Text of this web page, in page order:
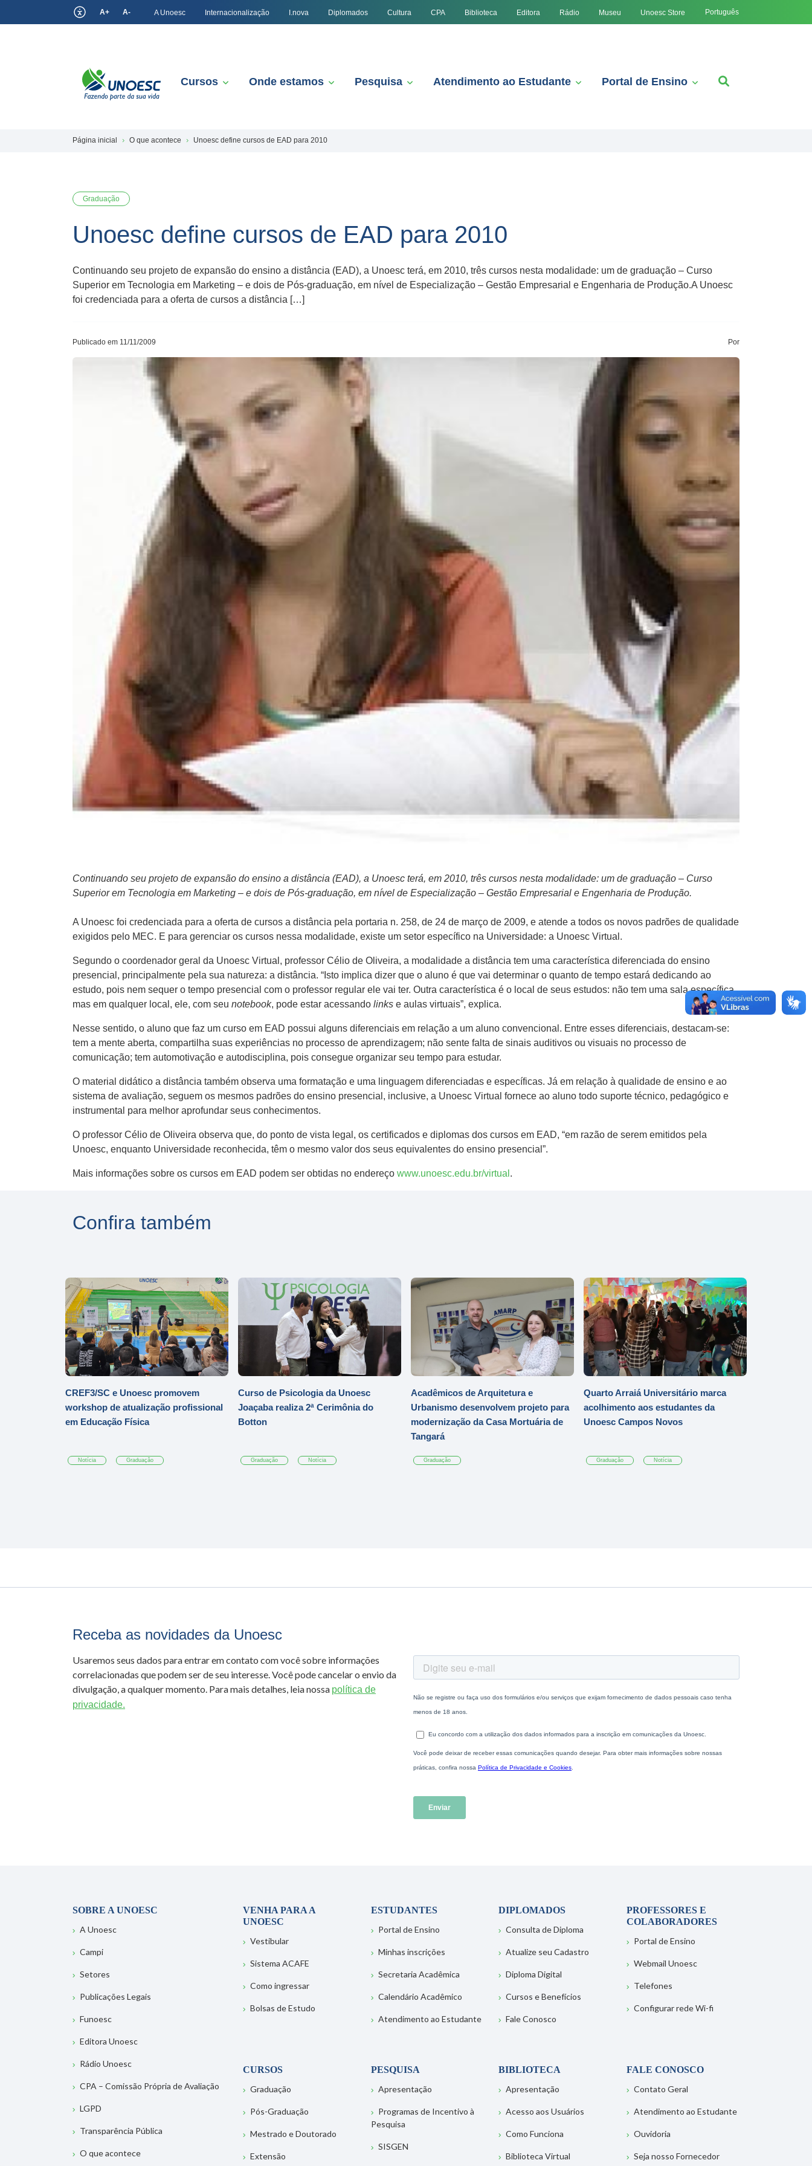
A+ A- A Unoesc Internacionalização I.nova Diplomados Cultura CPA Biblioteca Editora Rádio Museu Unoesc Store Português
Cursos Onde estamos Pesquisa Atendimento ao Estudante Portal de Ensino
Página inicial O que acontece Unoesc define cursos de EAD para 2010
Graduação
Unoesc define cursos de EAD para 2010
Continuando seu projeto de expansão do ensino a distância (EAD), a Unoesc terá, em 2010, três cursos nesta modalidade: um de graduação – Curso
Superior em Tecnologia em Marketing – e dois de Pós-graduação, em nível de Especialização – Gestão Empresarial e Engenharia de Produção.A Unoesc
foi credenciada para a oferta de cursos a distância […]
Publicado em 11/11/2009 Por
Continuando seu projeto de expansão do ensino a distância (EAD), a Unoesc terá, em 2010, três cursos nesta modalidade: um de graduação – Curso
Superior em Tecnologia em Marketing – e dois de Pós-graduação, em nível de Especialização – Gestão Empresarial e Engenharia de Produção.
A Unoesc foi credenciada para a oferta de cursos a distância pela portaria n. 258, de 24 de março de 2009, e atende a todos os novos padrões de qualidade
exigidos pelo MEC. E para gerenciar os cursos nessa modalidade, existe um setor específico na Universidade: a Unoesc Virtual.
Segundo o coordenador geral da Unoesc Virtual, professor Célio de Oliveira, a modalidade a distância tem uma característica diferenciada do ensino
presencial, principalmente pela sua natureza: a distância. “Isto implica dizer que o aluno é que vai determinar o quanto de tempo estará dedicando ao
estudo, pois nem sequer o tempo presencial com o professor regular ele vai ter. Outra característica é o local de seus estudos: não tem uma sala específica,
mas em qualquer local, ele, com seu notebook, pode estar acessando links e aulas virtuais”, explica.
Nesse sentido, o aluno que faz um curso em EAD possui alguns diferenciais em relação a um aluno convencional. Entre esses diferenciais, destacam-se:
tem a mente aberta, compartilha suas experiências no processo de aprendizagem; não sente falta de sinais auditivos ou visuais no processo de
comunicação; tem automotivação e autodisciplina, pois consegue organizar seu tempo para estudar.
O material didático a distância também observa uma formatação e uma linguagem diferenciadas e específicas. Já em relação à qualidade de ensino e ao
sistema de avaliação, seguem os mesmos padrões do ensino presencial, inclusive, a Unoesc Virtual fornece ao aluno todo suporte técnico, pedagógico e
instrumental para melhor aprofundar seus conhecimentos.
O professor Célio de Oliveira observa que, do ponto de vista legal, os certificados e diplomas dos cursos em EAD, “em razão de serem emitidos pela
Unoesc, enquanto Universidade reconhecida, têm o mesmo valor dos seus equivalentes do ensino presencial”.
Mais informações sobre os cursos em EAD podem ser obtidas no endereço www.unoesc.edu.br/virtual .
Confira também
CREF3/SC e Unoesc promovem
workshop de atualização profissional
em Educação Física
Notícia Graduação
Curso de Psicologia da Unoesc
Joaçaba realiza 2ª Cerimônia do
Botton
Graduação Notícia
Acadêmicos de Arquitetura e
Urbanismo desenvolvem projeto para
modernização da Casa Mortuária de
Tangará
Graduação
Quarto Arraiá Universitário marca
acolhimento aos estudantes da
Unoesc Campos Novos
Graduação Notícia
Receba as novidades da Unoesc
Usaremos seus dados para entrar em contato com você sobre informações
correlacionadas que podem ser de seu interesse. Você pode cancelar o envio da
divulgação, a qualquer momento. Para mais detalhes, leia nossa política de
privacidade.
SOBRE A UNOESC
A Unoesc
Campi
Setores
Publicações Legais
Funoesc
Editora Unoesc
Rádio Unoesc
CPA – Comissão Própria de Avaliação
LGPD
Transparência Pública
O que acontece
VENHA PARA A
UNOESC
Vestibular
Sistema ACAFE
Como ingressar
Bolsas de Estudo
ESTUDANTES
Portal de Ensino
Minhas inscrições
Secretaria Acadêmica
Calendário Acadêmico
Atendimento ao Estudante
DIPLOMADOS
Consulta de Diploma
Atualize seu Cadastro
Diploma Digital
Cursos e Benefícios
Fale Conosco
PROFESSORES E
COLABORADORES
Portal de Ensino
Webmail Unoesc
Telefones
Configurar rede Wi-fi
CURSOS
Graduação
Pós-Graduação
Mestrado e Doutorado
Extensão
PESQUISA
Apresentação
Programas de Incentivo à
Pesquisa
SISGEN
BIBLIOTECA
Apresentação
Acesso aos Usuários
Como Funciona
Biblioteca Virtual
FALE CONOSCO
Contato Geral
Atendimento ao Estudante
Ouvidoria
Seja nosso Fornecedor